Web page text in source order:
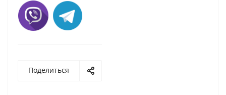
Поделиться